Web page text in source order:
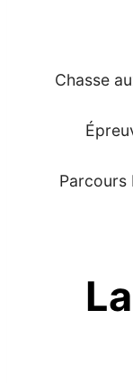
Chasse
Parcours